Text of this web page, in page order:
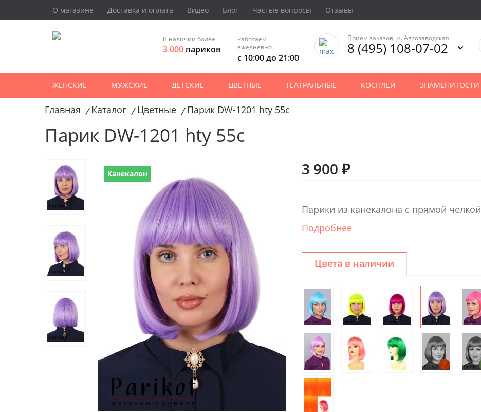
О магазине Доставка и оплата Видео Блог Частые вопросы Отзывы
В наличии более
3 000 париков
Работаем
ежедневно
с 10:00 до 21:00
Прием заказов, м. Автозаводская
8 (495) 108-07-02
ЖЕНСКИЕ МУЖСКИЕ ДЕТСКИЕ ЦВЕТНЫЕ ТЕАТРАЛЬНЫЕ КОСПЛЕЙ ЗНАМЕНИТОСТИ
Главная / Каталог / Цветные / Парик DW-1201 hty 55c
Парик DW-1201 hty 55c
Канекалон 3 900 ₽
Парики из канекалона с прямой челкой
Подробнее
Цвета в наличии